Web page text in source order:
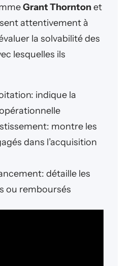
Grant Thorntonet
attentivement à
la solvabilité des
lesquelles ils
indique la
montre les
dans l’acquisition
détaille les
ou remboursés